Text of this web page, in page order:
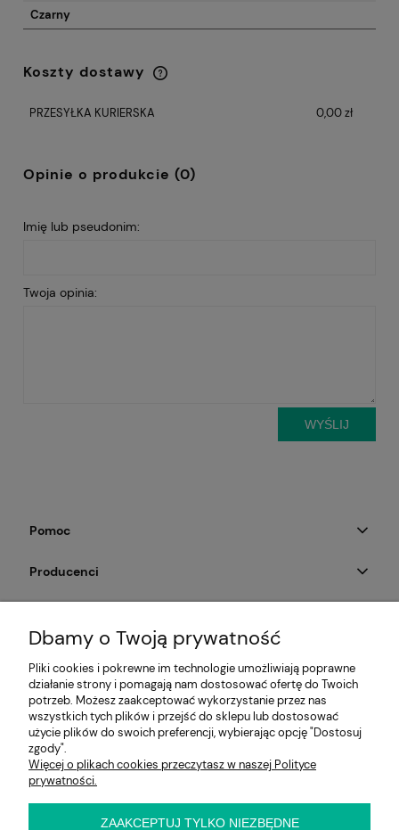
Czarny
Koszty dostawy
Cena nie zawiera ewentualnych kosztów
PRZESYŁKA KURIERSKA
0,00 zł
Opinie o produkcie (0)
Imię lub pseudonim:
Twoja opinia:
WYŚLIJ
Pomoc
Producenci
Na skróty
Informacje
E-KRZESŁO
Biuro handlowe (bez ekspozycji). Prosimy o wcześniejszy
kontakt przed wizytą
ul. Cynamonowa 2,
Dbamy o Twoją prywatność
Pliki cookies i pokrewne im technologie umożliwiają poprawne
działanie strony i pomagają nam dostosować ofertę do Twoich
potrzeb. Możesz zaakceptować wykorzystanie przez nas
wszystkich tych plików i przejść do sklepu lub dostosować
użycie plików do swoich preferencji, wybierając opcję "Dostosuj
zgody".
Więcej o plikach cookies przeczytasz w naszej Polityce
prywatności.
ZAAKCEPTUJ TYLKO NIEZBĘDNE